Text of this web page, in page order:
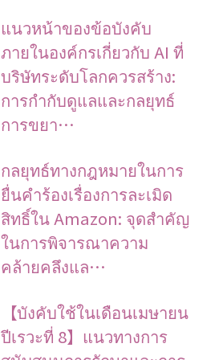
แนวหน้าของข้อบังคับ
ภายในองค์กรเกี่ยวกับ AI ที่
บริษัทระดับโลกควรสร้าง:
การกำกับดูแลและกลยุทธ์
การขยา…
กลยุทธ์ทางกฎหมายในการ
ยื่นคำร้องเรื่องการละเมิด
สิทธิ์ใน Amazon: จุดสำคัญ
ในการพิจารณาความ
คล้ายคลึงแล…
【บังคับใช้ในเดือนเมษายน
ปีเรวะที่ 8】แนวทางการ